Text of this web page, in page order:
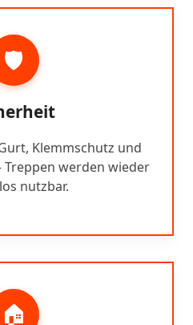
🛡️
Klemmschutz und
werden wieder
nutzbar.
🏠